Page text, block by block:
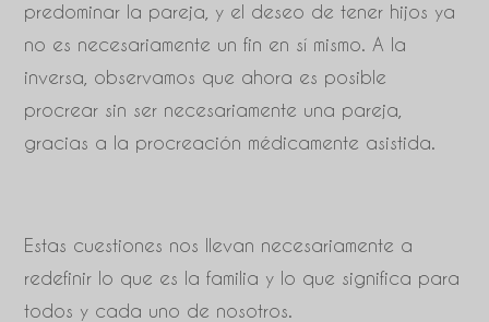
predominar la pareja, y el deseo de tener hijos ya
no es necesariamente un fin en sí mismo. A la
inversa, observamos que ahora es posible
procrear sin ser necesariamente una pareja,
gracias a la procreación médicamente asistida.
Estas cuestiones nos llevan necesariamente a
redefinir lo que es la familia y lo que significa para
todos y cada uno de nosotros.